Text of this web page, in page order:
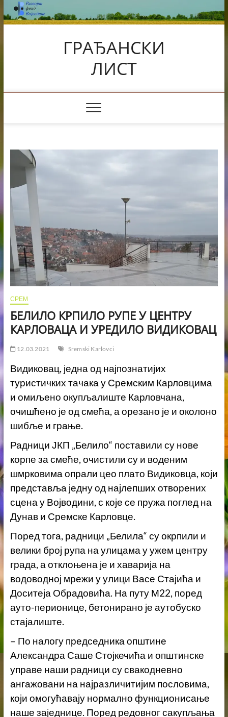
Skip
to
content
ГРАЂАНСКИ
ЛИСТ
СРЕМ
БЕЛИЛО КРПИЛО РУПЕ У ЦЕНТРУ
КАРЛОВАЦА И УРЕДИЛО ВИДИКОВАЦ
12.03.2021 Sremski Karlovci
Видиковац, једна од најпознатијих
туристичких тачака у Сремским Карловцима
и омиљено окупљалиште Карловчана,
очишћено је од смећа, а орезано је и околоно
шибље и грање.
Радници ЈКП „Белило“ поставили су нове
корпе за смеће, очистили су и воденим
шмрковима опрали цео плато Видиковца, који
представља једну од најлепших отворених
сцена у Војводини, с које се пружа поглед на
Дунав и Сремске Карловце.
Поред тога, радници „Белила“ су окрпили и
велики број рупа на улицама у ужем центру
града, а отклоњена је и хаварија на
водоводној мрежи у улици Васе Стајића и
Доситеја Обрадовића. На путу М22, поред
ауто-перионице, бетонирано је аутобуско
стајалиште.
– По налогу председника општине
Александра Саше Стојкечића и општинске
управе наши радници су свакодневно
ангажовани на најразличитијим пословима,
који омогућавају нормално функционисање
наше заједнице. Поред редовног сакупљања